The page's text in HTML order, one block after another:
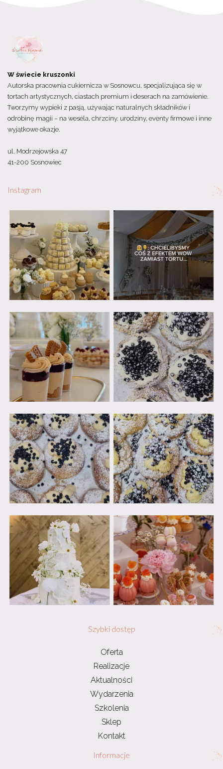
W świecie kruszonki
Autorska pracownia cukiernicza w Sosnowcu, specjalizująca się w
tortach artystycznych, ciastach premium i deserach na zamówienie.
Tworzymy wypieki z pasją, używając naturalnych składników i
odrobinę magii – na wesela, chrzciny, urodziny, eventy firmowe i inne
wyjątkowe okazje.
ul. Modrzejowska 47
41-200 Sosnowiec
Instagram
Szybki dostęp
Oferta
Realizacje
Aktualności
Wydarzenia
Szkolenia
Sklep
Kontakt
Informacje